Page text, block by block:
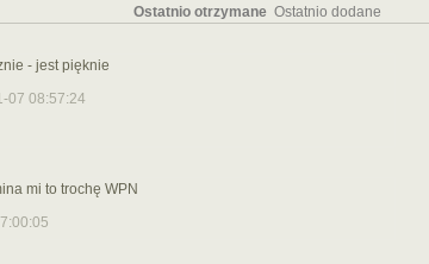
Ostatnio otrzymane Ostatnio dodane
- jest pięknie
07 08:57:24
mi to trochę WPN